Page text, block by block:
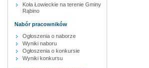
Koła Łowieckie na terenie Gminy
Rąbino
Nabór pracowników
Ogłoszenia o naborze
Wyniki naboru
Ogłoszenia o konkursie
Wyniki konkursu